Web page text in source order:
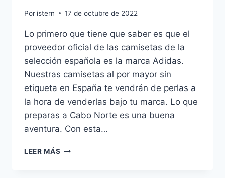
Por istern 17 de octubre de 2022
Lo primero que tiene que saber es que el
proveedor oficial de las camisetas de la
selección española es la marca Adidas.
Nuestras camisetas al por mayor sin
etiqueta en España te vendrán de perlas a
la hora de venderlas bajo tu marca. Lo que
preparas a Cabo Norte es una buena
aventura. Con esta…
LEER MÁS CAMISETA